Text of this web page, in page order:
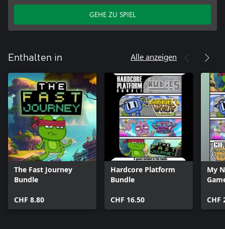
GEHE ZU SPIEL
Enthalten in Alle anzeigen
The Fast Journey
Bundle
CHF 8.80
Hardcore Platform
Bundle
CHF 16.50
My
CHF